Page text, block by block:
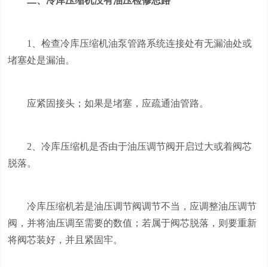
1、检查冷库压缩机油泵管路系统连接处有无漏油处或
堵塞处是漏油。
应紧固接头；如果是堵塞，应疏通油管路。
2、冷库压缩机是否由于油压调节阀开启过大或着阀芯
脱落。
冷库压缩机若是油压调节阀调节不当，应调整油压调节
阀，并将油压调至需要的数值；若属于阀芯脱落，则要重新
将阀芯装好，并且紧固牢。